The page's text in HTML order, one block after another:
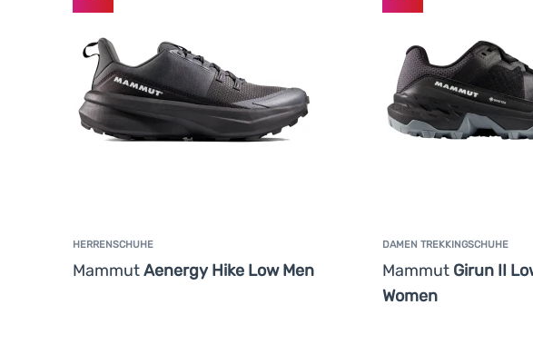
HERRENSCHUHE
MammutAenergy Hike Low Men
DAMEN TREKKINGSCHUHE
Mammut Girun II
Women